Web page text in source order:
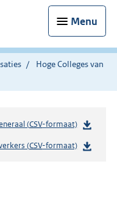
Menu
Hoge Colleges van
(CSV-formaat)
(CSV-formaat)